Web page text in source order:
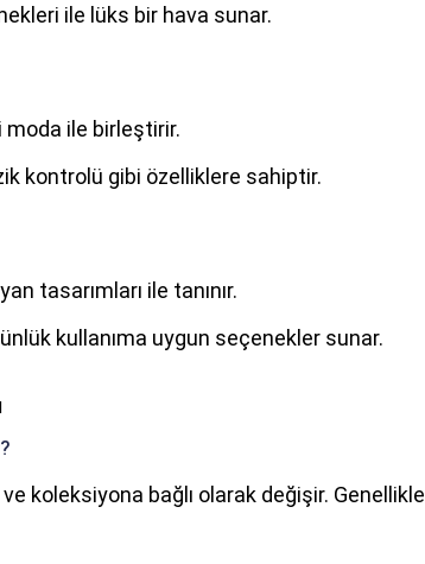
ile lüks bir hava sunar.
moda ile birleştirir.
kontrolü gibi özelliklere sahiptir.
tasarımları ile tanınır.
kullanıma uygun seçenekler sunar.
koleksiyona bağlı olarak değişir. Genellikle